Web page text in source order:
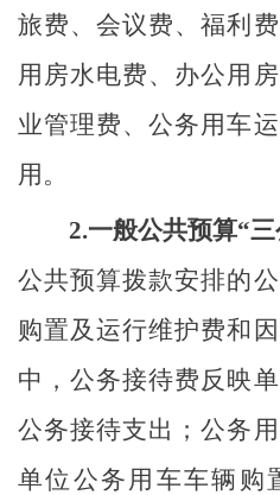
旅费、会议费、福利
用房水电费、办公用
业管理费、公务用车
用。
2.一般公共预算“三
公共预算拨款安排的
购置及运行维护费和
中，公务接待费反映
公务接待支出；公务
单位公务用车车辆购